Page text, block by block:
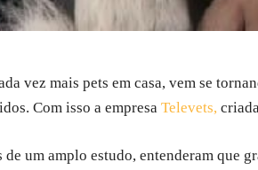
vez mais pets em casa, vem se
Com isso a empresa Televets,
de um amplo estudo, entenderam que